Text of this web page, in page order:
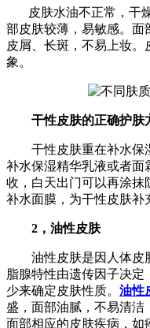
皮肤水油不正常，干燥
部皮肤较薄，易敏感。面
皮屑、长斑，不易上妆
象。
干性皮肤的正确护肤
干性皮肤重在补水保
补水保湿精华乳液或者面
收，白天出门可以再涂抹
补水面膜，为干性皮肤补
2，油性皮肤
油性皮肤是因人体皮
脂腺特性由遗传因子决
少来确定皮肤性质。 油性
盛，面部油腻，不易清
面部相应的皮肤疾病，如